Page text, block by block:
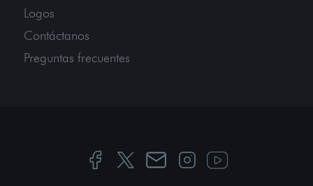
Logos
Contáctanos
Preguntas frecuentes